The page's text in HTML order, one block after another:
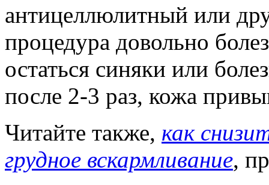
антицеллюлитный или
процедура довольно
остаться синяки или
после 2-3 раз, кожа
Читайте также, как
грудное вскармливание,